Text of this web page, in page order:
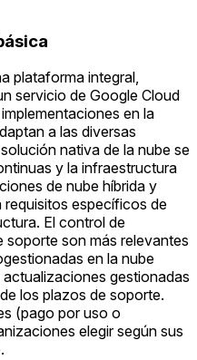
plataforma integral,
servicio de Google Cloud
en la
a las diversas
nativa de la nube se
y la infraestructura
de nube híbrida y
requisitos específicos de
El control de
son más relevantes
en la nube
gestionadas
los plazos de soporte.
(pago por uso o
elegir según sus